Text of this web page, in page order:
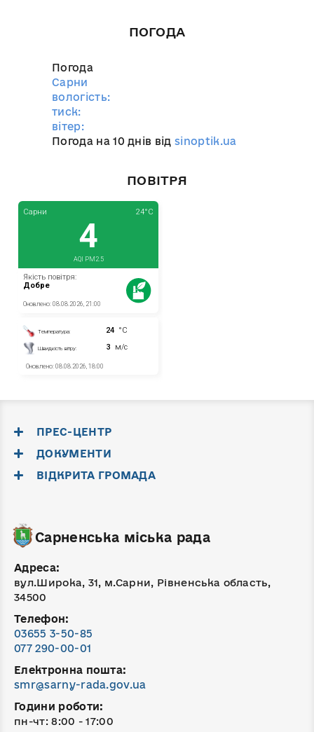
ПОГОДА
Погода
Сарни
вологість:
тиск:
вітер:
Погода на 10 днів відsinoptik.ua
ПОВІТРЯ
ПРЕС-ЦЕНТР
ДОКУМЕНТИ
ВІДКРИТА ГРОМАДА
Сарненська міська рада
Адреса:
вул.Широка, 31, м.Сарни, Рівненська область,
34500
Телефон:
03655 3-50-85
077 290-00-01
Електронна пошта:
smr@sarny-rada.gov.ua
Години роботи:
пн-чт: 8:00 - 17:00